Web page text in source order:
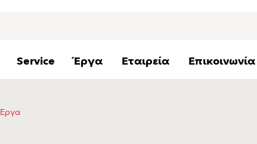
Service Έργα Εταιρεία Επικοινωνία
Έργα